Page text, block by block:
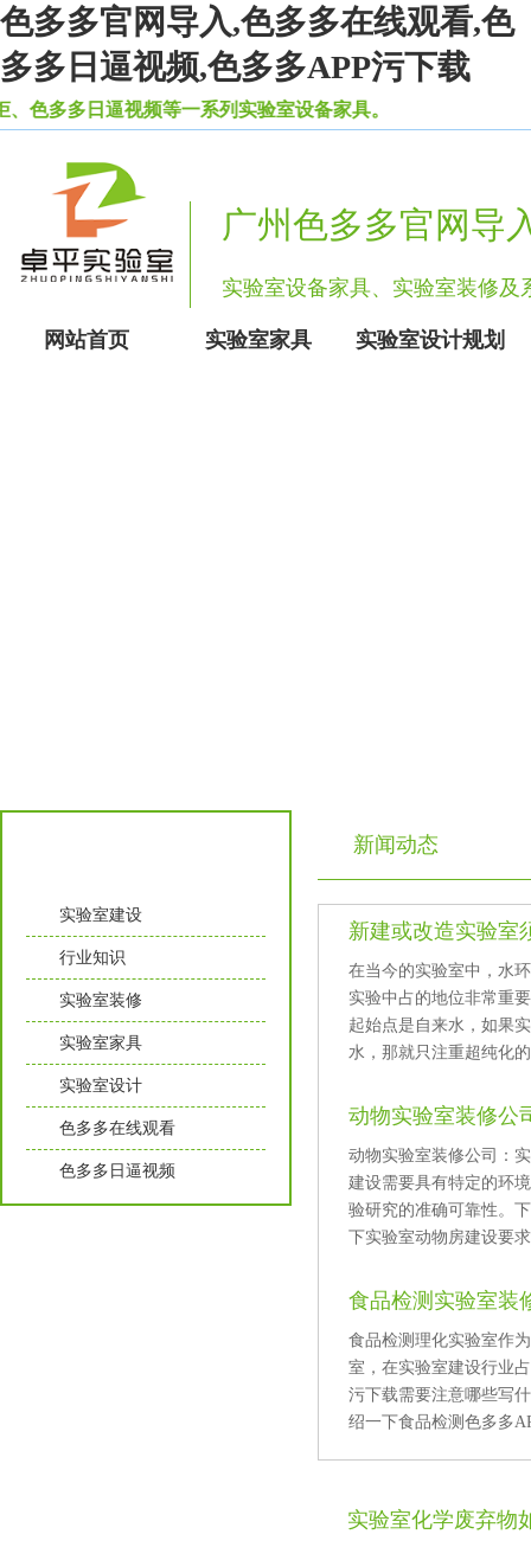
色多多官网导入,色多多在线观看,色
多多日逼视频,色多多APP污下载
色多多日逼视频等一系列实验室设备家具。
广州色多多官网导
实验室设备家具、实验室装修
网站首页 实验室家具 实验室设计规划
实验室建设
行业知识
实验室装修
实验室家具
实验室设计
色多多在线观看
色多多日逼视频
新闻动态
新建或改造实验室须
在当今的实验室中，水
实验中占的地位非常重要
起始点是自来水，如
水，那就只注重超纯化
动物实验室装修公司
动物实验室装修公司
建设需要具有特定的环
验研究的准确可靠性
下实验室动物房建设要
食品检测实验室装
食品检测理化实验室作
室，在实验室建设行业占
污下载需要注意哪些写什
绍一下食品检测色多多
实验室化学废弃物